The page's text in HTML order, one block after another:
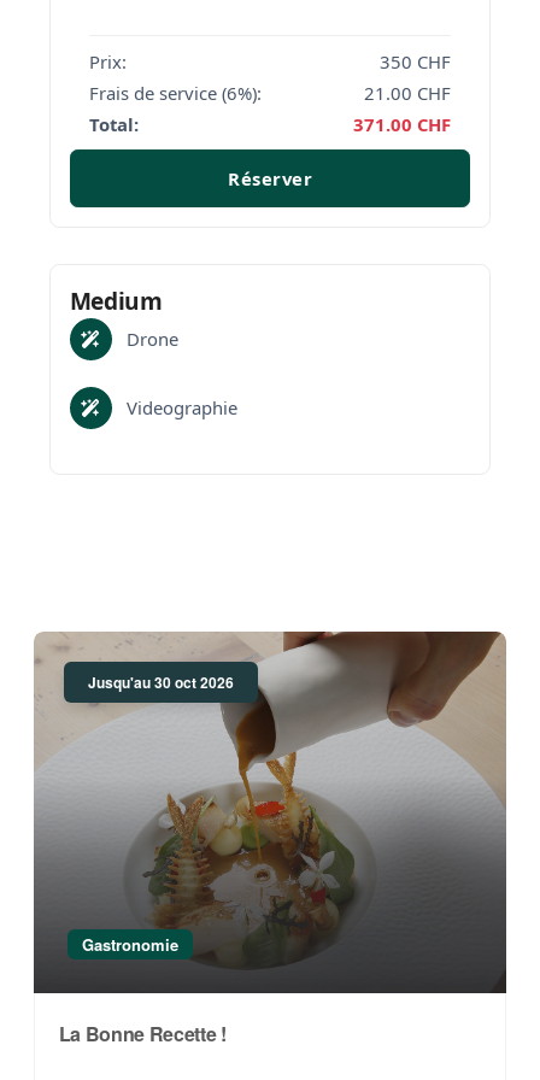
Prix: 350 CHF
Frais de service (6%):
21.00 CHF
Total:
371.00 CHF
Réserver
Medium
Drone
Videographie
Jusqu'au 30 oct 2026
Gastronomie
La Bonne Recette !